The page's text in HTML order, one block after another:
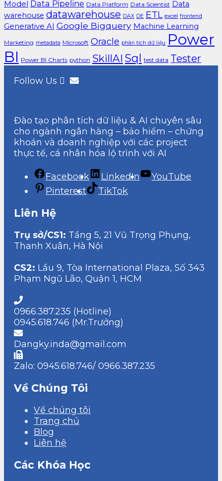
Model Data Pipeline Data Platform Data Scientist Data
warehouse datawarehouse DAX DE ETL excel frontend
Generative AI Google Bigquery Machine Learning
Marketing metadata Microsoft Oracle phân tích dữ liệu
Power
BI Power BI Charts python SkillAI Sql test data Tester
Follow Us
Đào tạo phân tích dữ liệu & AI chuyên sâu
cho ngành ngân hàng – bảo hiểm – chứng
khoán và doanh nghiệp với các project
thực tế, cá nhân hóa lộ trình với AI
Facebook LinkedIn
YouTube
Pinterest
TikTok
Liên Hệ
Trụ sở/CS1: Tầng 5, 21 Vũ Trọng Phụng,
Thanh Xuân, Hà Nội
CS2: Lầu 9, Tòa International Plaza, Số 343
Phạm Ngũ Lão, Quận 1, HCM
0966.387.235 (Hotline)
0945.618.746 (Mr.Trưởng)
Dangky.inda@gmail.com
Zalo: 0945.618.746/ 0966.387.235
Về Chúng Tôi
Về chúng tôi
Trang chủ
Blog
Liên hệ
Các Khóa Học